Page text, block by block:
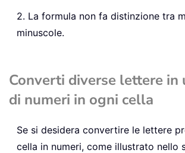
2. La formula non fa distinzione tra
minuscole.
Converti diverse lettere in
di numeri in ogni cella
Se si desidera convertire le lettere
cella in numeri, come illustrato nello